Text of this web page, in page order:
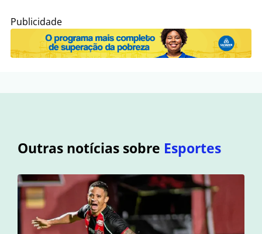
Publicidade
Outras notícias sobre Esportes